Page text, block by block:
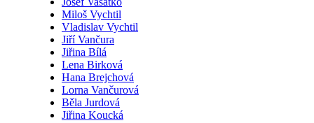
Miloš Vychtil
Vladislav Vychtil
Jiří Vančura
Jiřina Bílá
Lena Birková
Hana Brejchová
Lorna Vančurová
Běla Jurdová
Jiřina Koucká